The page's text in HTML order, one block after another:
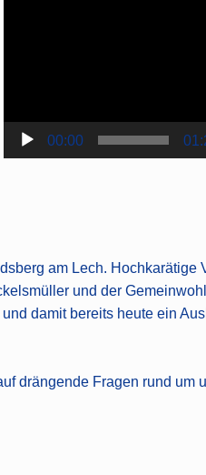
00:00
am Lech. Hochkarätige
und der
damit bereits heute ein
drängende Fragen rund um